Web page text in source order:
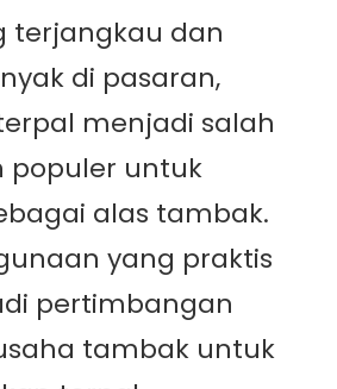
terjangkau dan
di pasaran,
menjadi salah
populer untuk
alas tambak.
yang praktis
pertimbangan
tambak untuk